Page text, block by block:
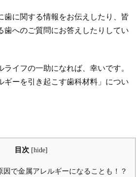
歯に関する情報をお伝えしたり、皆
歯へのご質問にお答えしたりしてい
ライフの一助になれば、幸いです。
ギーを引き起こす歯科材料」につい
目次 [hide]
因で金属アレルギーになることも！？